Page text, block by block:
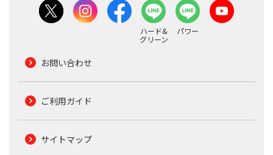
ハード&
グリーン
パワー
お問い合わせ
ご利用ガイド
サイトマップ